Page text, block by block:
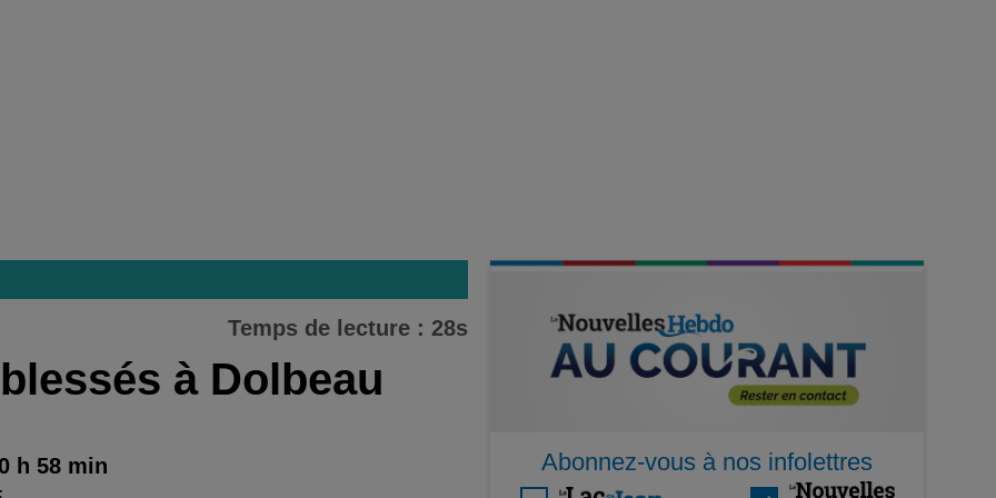
Temps de lecture : 28s
à Dolbeau
h 58 min Abonnez-vous à nos infolettres